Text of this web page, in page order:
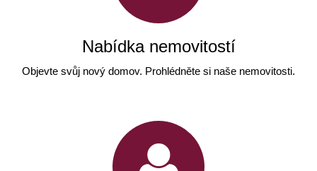
Nabídka nemovitostí
Objevte svůj nový domov. Prohlédněte si naše nemovitosti.